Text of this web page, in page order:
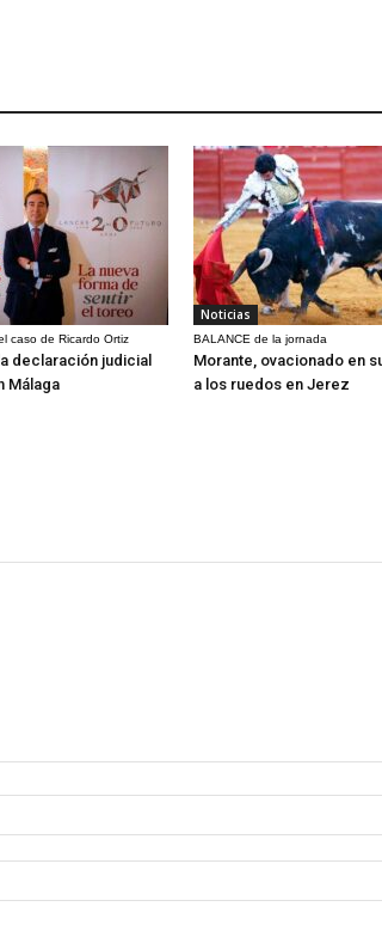
caso de Ricardo Ortiz
declaración judicial
Málaga
Noticias
BALANCE de la jornada
Morante, ovacionado en
a los ruedos en Jerez